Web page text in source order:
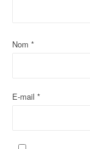
Nom *
E-mail *